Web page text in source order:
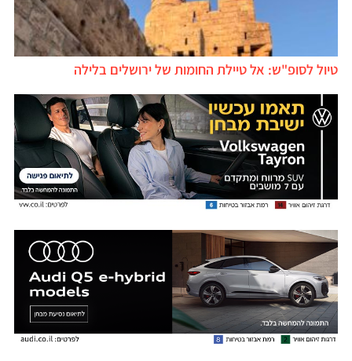
טיול לסופ"ש: אל טיילת החומות של ירושלים בלילה